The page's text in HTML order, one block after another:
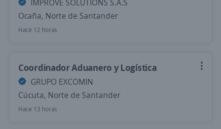
IMPROVE SOLUTIONS S.A.S
Ocaña, Norte de Santander
Hace 12 horas
Coordinador Aduanero y Logística
GRUPO EXCOMIN
Cúcuta, Norte de Santander
Hace 13 horas